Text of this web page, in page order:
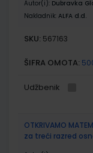
Autor(i): Dubravka
Nakladnik: ALFA d.d.
SKU: 567163
ŠIFRA OMOTA:
Udžbenik
OTKRIVAMO
za treći razred